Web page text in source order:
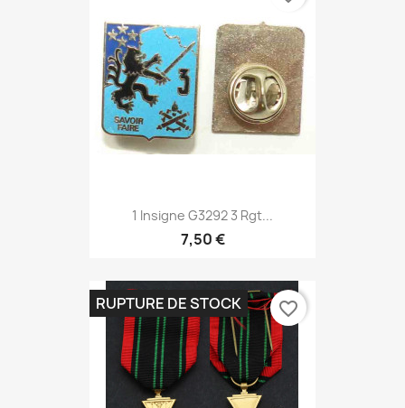
1 Insigne G3292 3 Rgt...
7,50 €
RUPTURE DE STOCK favorite_border